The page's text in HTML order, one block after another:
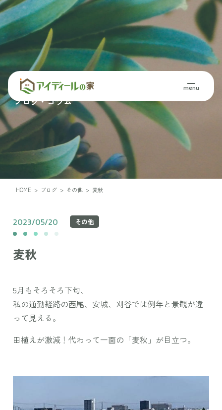
menu
Blog・Column
ブログ・コラム
HOME > ブログ > その他 > 麦秋
2023/05/20 その他
麦秋
5月もそろそろ下旬、
私の通勤経路の西尾、安城、刈谷では例年と景観が違
って見える。
田植えが激減！代わって一面の「麦秋」が目立つ。